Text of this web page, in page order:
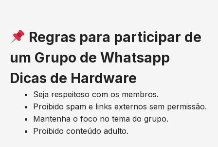
Regras para participar de
um Grupo de Whatsapp
Dicas de Hardware
Seja respeitoso com os membros.
Proibido spam e links externos sem permissão.
Mantenha o foco no tema do grupo.
Proibido conteúdo adulto.